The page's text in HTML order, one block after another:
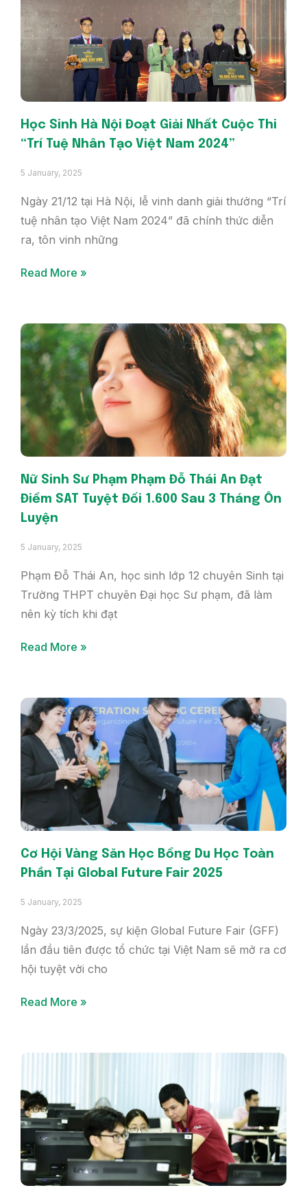
Học Sinh Hà Nội Đoạt Giải Nhất Cuộc Thi
“Trí Tuệ Nhân Tạo Việt Nam 2024”
5 January, 2025
Ngày 21/12 tại Hà Nội, lễ vinh danh giải thưởng “Trí
tuệ nhân tạo Việt Nam 2024” đã chính thức diễn
ra, tôn vinh những
Read More »
Nữ Sinh Sư Phạm Phạm Đỗ Thái An Đạt
Điểm SAT Tuyệt Đối 1.600 Sau 3 Tháng Ôn
Luyện
5 January, 2025
Phạm Đỗ Thái An, học sinh lớp 12 chuyên Sinh tại
Trường THPT chuyên Đại học Sư phạm, đã làm
nên kỳ tích khi đạt
Read More »
Cơ Hội Vàng Săn Học Bổng Du Học Toàn
Phần Tại Global Future Fair 2025
5 January, 2025
Ngày 23/3/2025, sự kiện Global Future Fair (GFF)
lần đầu tiên được tổ chức tại Việt Nam sẽ mở ra cơ
hội tuyệt vời cho
Read More »